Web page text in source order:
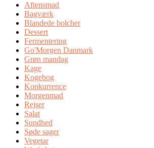
Aftensmad
Bagværk
Blandede bolcher
Dessert
Fermentering
Go'Morgen Danmark
Grøn mandag
Kage
Kogebog
Konkurrence
Morgenmad
Rejser
Salat
Sundhed
Søde sager
Vegetar